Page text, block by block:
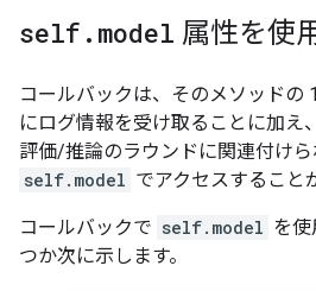
Up to batch 7, the average
The average loss for epoch
Up to batch 1, the average
Up to batch 2, the average
Up to batch 3, the average
Up to batch 4, the average
Up to batch 5, the average
self . model 属性を使
コールバックは、そのメソッドの
にログ情報を受け取ることに加え
評価/推論のラウンドに関連付けら
self.model でアクセスすること
コールバックで self.model を
つか次に示します。